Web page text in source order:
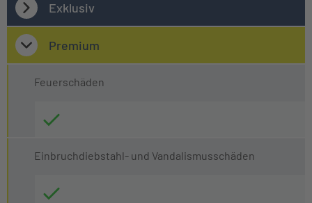
Exklusiv
Premium
Feuerschäden
Einbruchdiebstahl- und Vandalismusschäden